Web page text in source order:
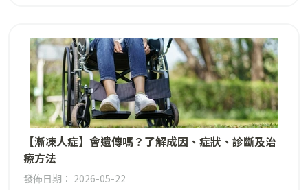
【漸凍人症】會遺傳嗎？了解成因、症狀、診斷及治
療方法
發佈日期： 2026-05-22